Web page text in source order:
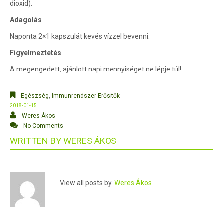
dioxid).
Adagolás
Naponta 2×1 kapszulát kevés vízzel bevenni.
Figyelmeztetés
A megengedett, ajánlott napi mennyiséget ne lépje túl!
Egészség, Immunrendszer Erősítők
2018-01-15
Weres Ákos
No Comments
WRITTEN BYWERES ÁKOS
View all posts by: Weres Ákos